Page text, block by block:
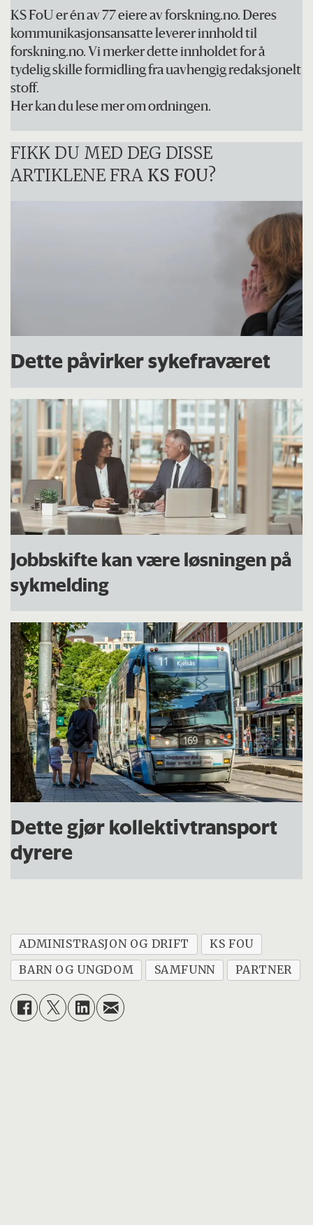
KS FoU er én av 77 eiere av forskning.no. Deres
kommunikasjonsansatte leverer innhold til
forskning.no. Vi merker dette innholdet for å
tydelig skille formidling fra uavhengig redaksjonelt
stoff.
Her kan du lese mer om ordningen.
FIKK DU MED DEG DISSE
ARTIKLENE FRA KS FOU?
Dette påvirker sykefraværet
Jobbskifte kan være løsningen på
sykmelding
Dette gjør kollektivtransport
dyrere
ADMINISTRASJON OG DRIFT
KS FOU
BARN OG UNGDOM
SAMFUNN PARTNER